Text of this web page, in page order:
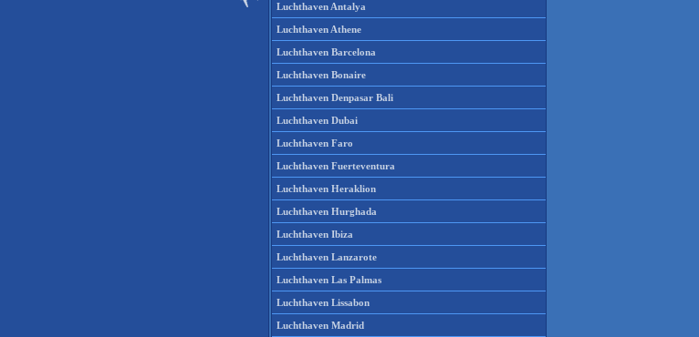
Luchthaven Antalya
Luchthaven Athene
Luchthaven Barcelona
Luchthaven Bonaire
Luchthaven Denpasar Bali
Luchthaven Dubai
Luchthaven Faro
Luchthaven Fuerteventura
Luchthaven Heraklion
Luchthaven Hurghada
Luchthaven Ibiza
Luchthaven Lanzarote
Luchthaven Las Palmas
Luchthaven Lissabon
Luchthaven Madrid